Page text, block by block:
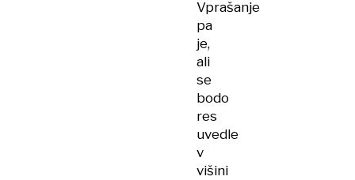
Vprašanje
pa
je,
ali
se
bodo
res
uvedle
v
višini